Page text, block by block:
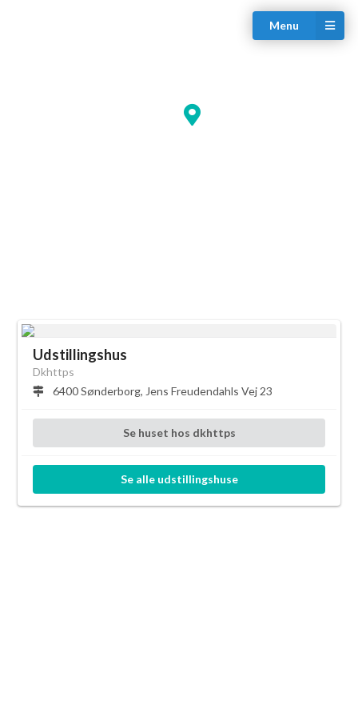
Menu
Udstillingshus
Dkhttps
6400 Sønderborg, Jens Freudendahls Vej 23
Se huset hos dkhttps
Se alle udstillingshuse